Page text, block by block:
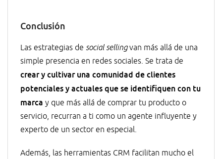
Conclusión
Las estrategias de social sellingvan más allá de una
simple presencia en redes sociales. Se trata de
crear y cultivar una comunidad de clientes
potenciales y actuales que se identifiquen con tu
marca y que más allá de comprar tu producto o
servicio, recurran a ti como un agente influyente y
experto de un sector en especial.
Además, las herramientas CRM facilitan mucho el